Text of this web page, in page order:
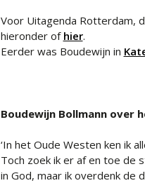
Voor Uitagenda Rotterdam,
hieronder of hier.
Eerder was Boudewijn in
Boudewijn Bollmann over
‘In het Oude Westen ken ik
Toch zoek ik er af en toe de
in God, maar ik overdenk de